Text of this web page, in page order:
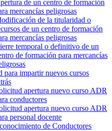
de un centro de formación
mercancías peligrosas
de la titularidad o
de un centro de formación
mercancías peligrosas
temporal o definitivo de un
de formación para mercancías
para impartir nuevos cursos
apertura nuevo curso ADR
conductores
apertura nuevo curso ADR
personal docente
de Conductores